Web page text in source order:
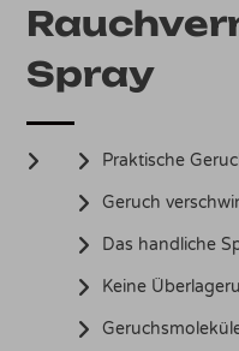
Spray
Praktische
Geruch
Das handliche
Keine